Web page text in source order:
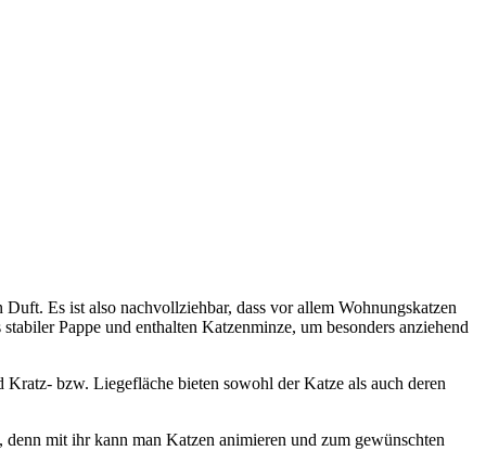
Es ist also nachvollziehbar, dass vor allem Wohnungskatzen
Pappe und enthalten Katzenminze, um besonders anziehend
bzw. Liegefläche bieten sowohl der Katze als auch deren
mit ihr kann man Katzen animieren und zum gewünschten